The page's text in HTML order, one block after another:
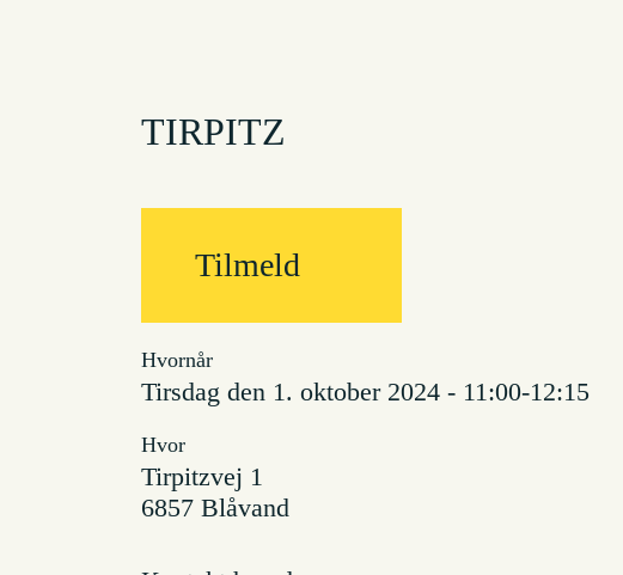
TIRPITZ
Tilmeld
Hvornår
tirsdag den 1. oktober 2024 - 11:00-12:15
Hvor
Tirpitzvej 1
6857 Blåvand